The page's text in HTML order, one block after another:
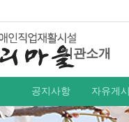
기관소개
공지사항 자유게